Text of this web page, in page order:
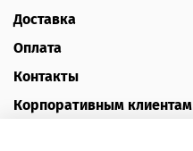
Доставка
Оплата
Контакты
Корпоративным клиентам